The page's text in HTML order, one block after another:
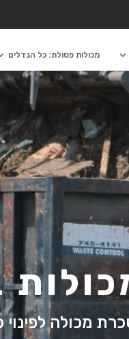
מכולות פסולת: כל הגדלים
מכולה לפינוי